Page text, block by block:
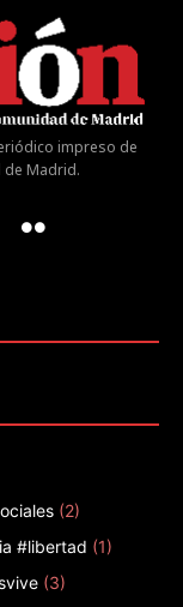
impreso de
de Madrid.
(2)
#libertad (1)
(3)